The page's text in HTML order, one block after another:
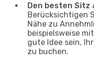
Den besten Sitz
Berücksichtigen
Nähe zu
beispielsweise
gute Idee sein,
zu buchen.